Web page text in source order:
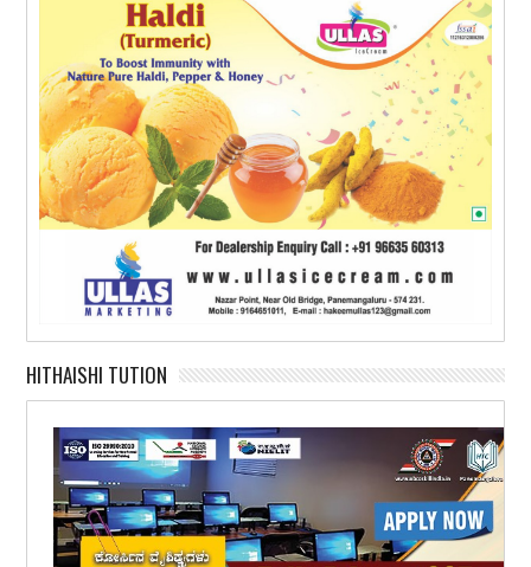
HITHAISHI TUTION